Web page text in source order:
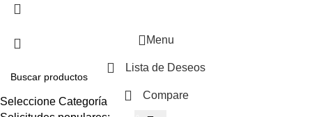
Seleccione Categoría
Menu
Lista de Deseos
Compare